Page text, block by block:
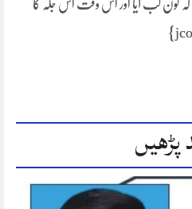
کون کب آیا اور اس وقت اس جگہ کا
پڑھیں